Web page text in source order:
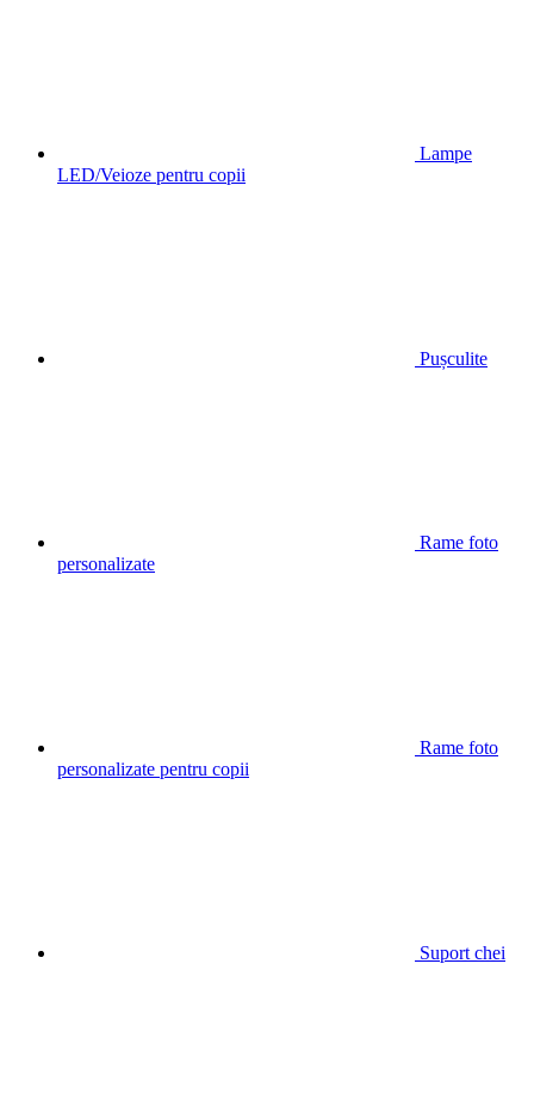
Lampe
LED/Veioze pentru copii
Pușculite
Rame foto
personalizate
Rame foto
personalizate pentru copii
Suport chei